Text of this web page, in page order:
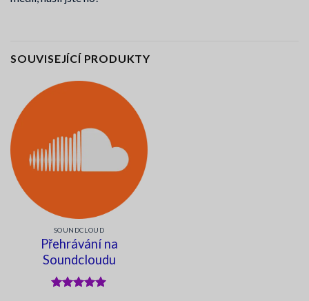
SOUVISEJÍCÍ PRODUKTY
SOUNDCLOUD
Přehrávání na
Soundcloudu